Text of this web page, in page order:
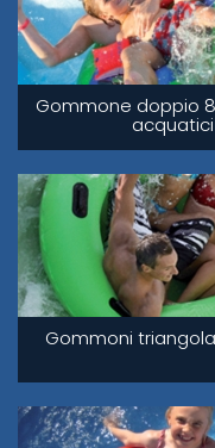
Gommone doppio
acquatici
Gommoni